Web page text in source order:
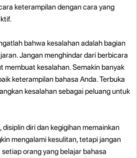
keterampilan dengan cara yang
bahwa kesalahan adalah bagian
Jangan menghindar dari berbicara
membuat kesalahan. Semakin banyak
keterampilan bahasa Anda. Terbuka
kesalahan sebagai peluang untuk
diri dan kegigihan memainkan
mengalami kesulitan, tetapi jangan
orang yang belajar bahasa